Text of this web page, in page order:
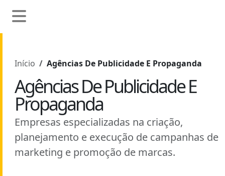
Início Agências De Publicidade E Propaganda
Agências De Publicidade E
Propaganda
Empresas especializadas na criação,
planejamento e execução de campanhas de
marketing e promoção de marcas.